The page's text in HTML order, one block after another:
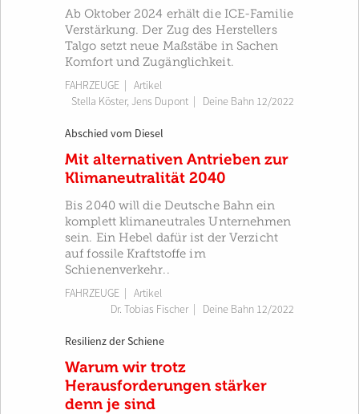
Ab Oktober 2024 erhält die ICE-Familie
Verstärkung. Der Zug des Herstellers
Talgo setzt neue Maßstäbe in Sachen
Komfort und Zugänglichkeit.
FAHRZEUGE | Artikel
Stella Köster,Jens Dupont Deine Bahn 12/2022
Abschied vom Diesel
Mit alternativen Antrieben zur
Klimaneutralität 2040
Bis 2040 will die Deutsche Bahn ein
komplett klimaneutrales Unternehmen
sein. Ein Hebel dafür ist der Verzicht
auf fossile Kraftstoffe im
Schienenverkehr..
FAHRZEUGE | Artikel
Dr. Tobias Fischer| Deine Bahn 12/2022
Resilienz der Schiene
Warum wir trotz
Herausforderungen stärker
denn je sind